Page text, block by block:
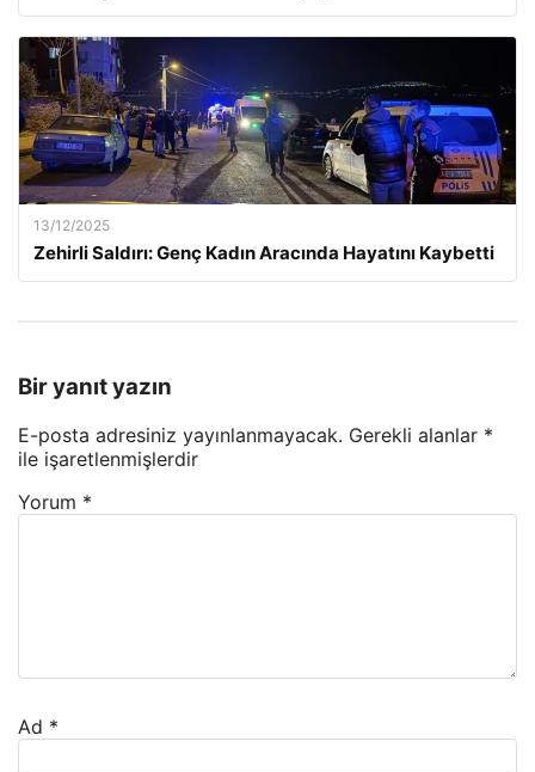
13/12/2025
Zehirli Saldırı: Genç Kadın Aracında Hayatını Kaybetti
Bir yanıt yazın
E-posta adresiniz yayınlanmayacak. Gerekli alanlar *
ile işaretlenmişlerdir
Yorum *
Ad *